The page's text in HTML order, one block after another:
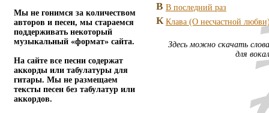
Мы не гонимся за количеством
авторов и песен, мы стараемся
поддерживать некоторый
музыкальный «формат» сайта.
На сайте все песни содержат
аккорды или табулатуры для
гитары. Мы не размещаем
тексты песен без табулатур или
аккордов.
В В последний раз
К Клава (О несчастной
Здесь можно скачать
для